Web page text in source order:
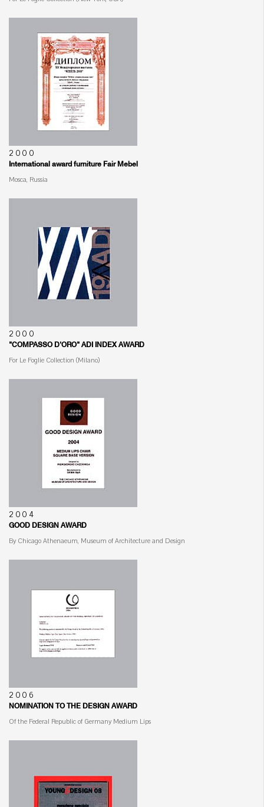
2000
International award furniture Fair Mebel
Mosca, Russia
2000
"COMPASSO D'ORO" ADI INDEX AWARD
For Le Foglie Collection (Milano)
2004
GOOD DESIGN AWARD
By Chicago Athenaeum, Museum of Architecture and Design
2006
NOMINATION TO THE DESIGN AWARD
Of the Federal Republic of Germany Medium Lips